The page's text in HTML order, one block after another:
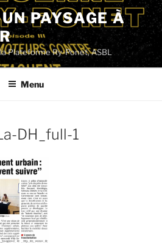
PAYSAGE À
Plateforme Ry-Ponet, ASBL
Menu
DH_full-1